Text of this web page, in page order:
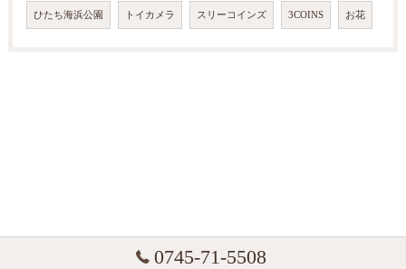
ひたち海浜公園 トイカメラ スリーコインズ 3COINS お花
0745-71-5508